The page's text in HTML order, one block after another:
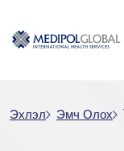
Эхлэл Эмч Oлох